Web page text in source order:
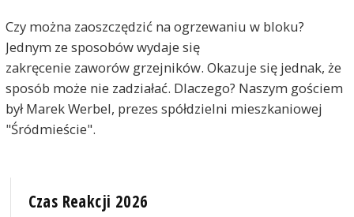
Czy można zaoszczędzić na ogrzewaniu w bloku?
Jednym ze sposobów wydaje się
zakręcenie zaworów grzejników. Okazuje się jednak, że
sposób może nie zadziałać. Dlaczego? Naszym gościem
był Marek Werbel, prezes spółdzielni mieszkaniowej
"Śródmieście".
Czas Reakcji 2026